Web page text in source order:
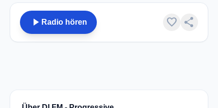
play_arrow Radio hören favorite share